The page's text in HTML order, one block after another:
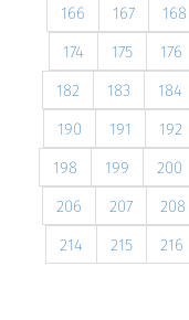
166
167 168
174
175 176
182
183 184
190
191 192
198
199 200
206
207 208
214
215 216